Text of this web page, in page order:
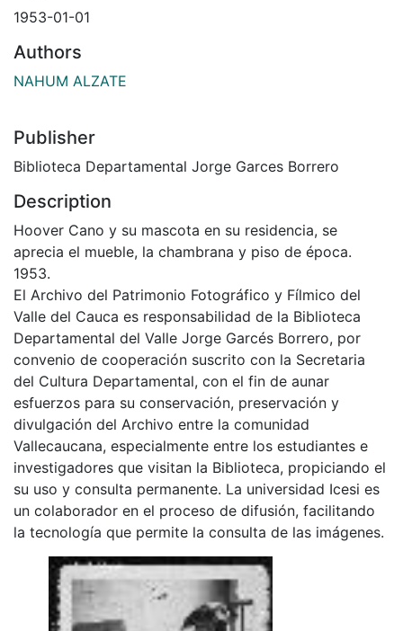
1953-01-01
Authors
NAHUM ALZATE
Publisher
Biblioteca Departamental Jorge Garces Borrero
Description
Hoover Cano y su mascota en su residencia, se
aprecia el mueble, la chambrana y piso de época.
1953.
El Archivo del Patrimonio Fotográfico y Fílmico del
Valle del Cauca es responsabilidad de la Biblioteca
Departamental del Valle Jorge Garcés Borrero, por
convenio de cooperación suscrito con la Secretaria
del Cultura Departamental, con el fin de aunar
esfuerzos para su conservación, preservación y
divulgación del Archivo entre la comunidad
Vallecaucana, especialmente entre los estudiantes e
investigadores que visitan la Biblioteca, propiciando el
su uso y consulta permanente. La universidad Icesi es
un colaborador en el proceso de difusión, facilitando
la tecnología que permite la consulta de las imágenes.